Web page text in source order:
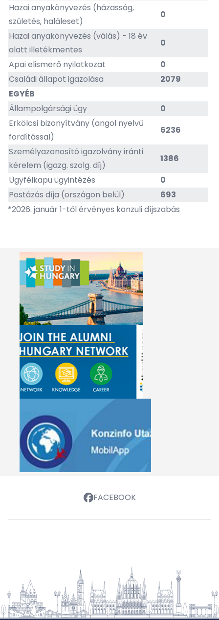
Hazai anyakönyvezés (házasság,
születés, haláleset)
0
Hazai anyakönyvezés (válás) - 18 év
alatt illetékmentes
0
Apai elismerő nyilatkozat
0
Családi állapot igazolása
2079
EGYÉB
Állampolgársági ügy
0
Erkölcsi bizonyítvány (angol nyelvű
fordítással)
6236
Személyazonosító igazolvány iránti
kérelem (igazg. szolg. díj)
1386
Ügyfélkapu ügyintézés
0
Postázás díja (országon belül)
693
*2026. január 1-től érvényes konzuli díjszabás
FACEBOOK